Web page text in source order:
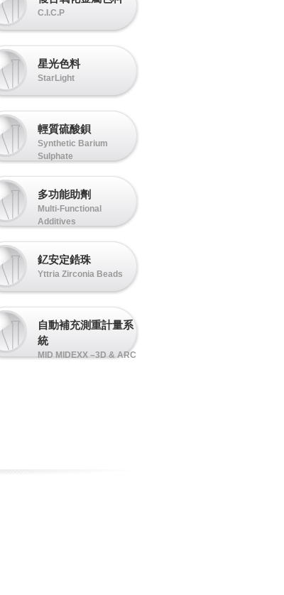
C.I.C.P
星光色料
StarLight
輕質硫酸鋇
Synthetic Barium
Sulphate
多功能助劑
Multi-Functional
Additives
釔安定鋯珠
Yttria Zirconia Beads
自動補充測重計量系
統
MID MIDEXX –3D & ARC